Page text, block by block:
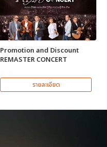
Promotion and Discount
REMASTER CONCERT
รายละเอียด